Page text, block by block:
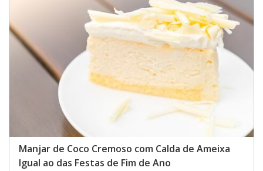
Manjar de Coco Cremoso com Calda de Ameixa
Igual ao das Festas de Fim de Ano